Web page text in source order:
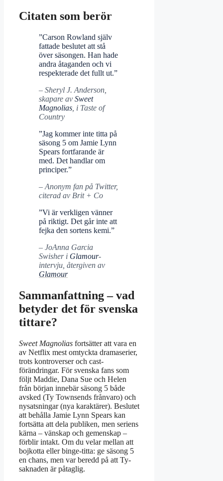
Citaten som berör
”Carson Rowland själv
fattade beslutet att stå
över säsongen. Han hade
andra åtaganden och vi
respekterade det fullt ut.”
– Sheryl J. Anderson,
skapare av Sweet
Magnolias , i Taste of
Country
”Jag kommer inte titta på
säsong 5 om Jamie Lynn
Spears fortfarande är
med. Det handlar om
principer.”
– Anonym fan på Twitter,
citerad av Brit + Co
”Vi är verkligen vänner
på riktigt. Det går inte att
fejka den sortens kemi.”
– JoAnna Garcia
Swisher i Glamour-
intervju, återgiven av
Glamour
Sammanfattning – vad
betyder det för svenska
tittare?
Sweet Magnolias fortsätter att vara en
av Netflix mest omtyckta dramaserier,
trots kontroverser och cast-
förändringar. För svenska fans som
följt Maddie, Dana Sue och Helen
från början innebär säsong 5 både
avsked (Ty Townsends frånvaro) och
nysatsningar (nya karaktärer). Beslutet
att behålla Jamie Lynn Spears kan
fortsätta att dela publiken, men seriens
kärna – vänskap och gemenskap –
förblir intakt. Om du velar mellan att
bojkotta eller binge-titta: ge säsong 5
en chans, men var beredd på att Ty-
saknaden är påtaglig.